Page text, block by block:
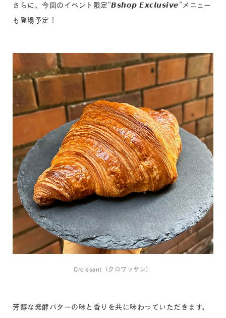
さらに、今回のイベント限定“𝘽𝙨𝙝𝙤𝙥 𝙀𝙭𝙘𝙡𝙪𝙨𝙞𝙫𝙚”メニュー
も登場予定！
Croissant（クロワッサン）
芳醇な発酵バターの味と香りを共に味わっていただきます。